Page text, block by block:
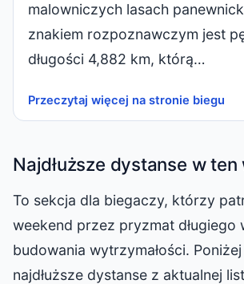
malowniczych lasach
znakiem rozpoznawczym jest
długości 4,882 km, którą…
Przeczytaj więcej na stronie biegu
Najdłuższe dystanse w ten
To sekcja dla biegaczy, którzy
weekend przez pryzmat długiego
budowania wytrzymałości.
najdłuższe dystanse z aktualnej